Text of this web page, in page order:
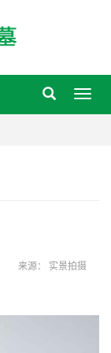
来源： 实景拍摄